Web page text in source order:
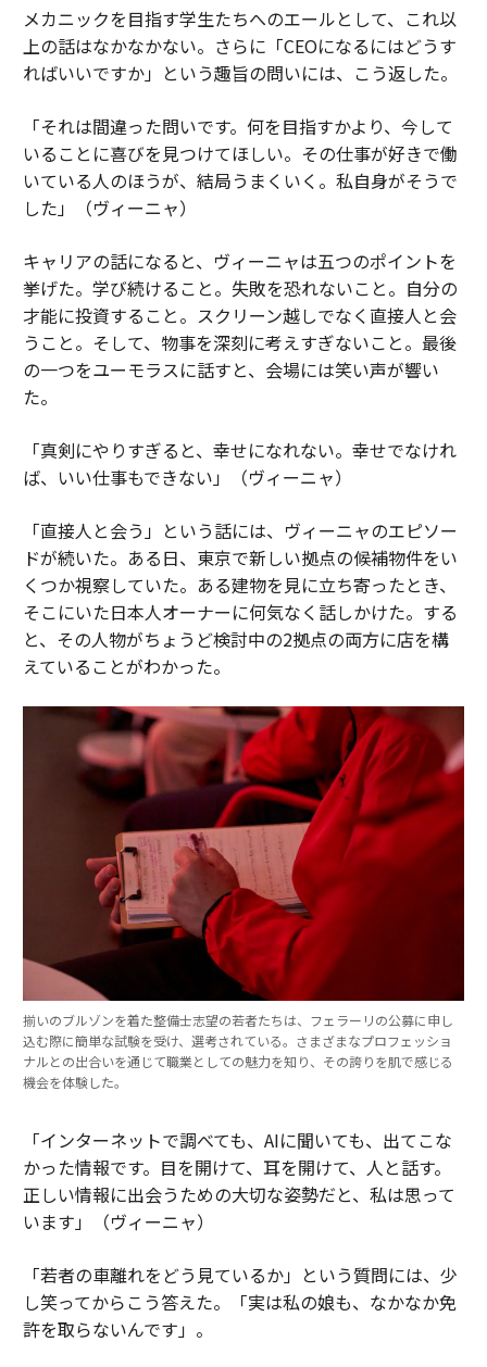
メカニックを目指す学生たちへのエールとして、これ以
上の話はなかなかない。さらに「CEOになるにはどうす
ればいいですか」という趣旨の問いには、こう返した。
「それは間違った問いです。何を目指すかより、今して
いることに喜びを見つけてほしい。その仕事が好きで働
いている人のほうが、結局うまくいく。私自身がそうで
した」（ヴィーニャ）
キャリアの話になると、ヴィーニャは五つのポイントを
挙げた。学び続けること。失敗を恐れないこと。自分の
才能に投資すること。スクリーン越しでなく直接人と会
うこと。そして、物事を深刻に考えすぎないこと。最後
の一つをユーモラスに話すと、会場には笑い声が響い
た。
「真剣にやりすぎると、幸せになれない。幸せでなけれ
ば、いい仕事もできない」（ヴィーニャ）
「直接人と会う」という話には、ヴィーニャのエピソー
ドが続いた。ある日、東京で新しい拠点の候補物件をい
くつか視察していた。ある建物を見に立ち寄ったとき、
そこにいた日本人オーナーに何気なく話しかけた。する
と、その人物がちょうど検討中の2拠点の両方に店を構
えていることがわかった。
揃いのブルゾンを着た整備士志望の若者たちは、フェラーリの公募に申し
込む際に簡単な試験を受け、選考されている。さまざまなプロフェッショ
ナルとの出合いを通じて職業としての魅力を知り、その誇りを肌で感じる
機会を体験した。
「インターネットで調べても、AIに聞いても、出てこな
かった情報です。目を開けて、耳を開けて、人と話す。
正しい情報に出会うための大切な姿勢だと、私は思って
います」（ヴィーニャ）
「若者の車離れをどう見ているか」という質問には、少
し笑ってからこう答えた。「実は私の娘も、なかなか免
許を取らないんです」。